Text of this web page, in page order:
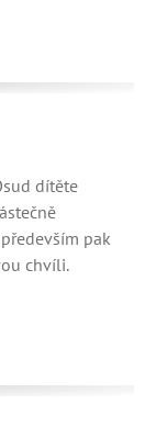
dítěte
pak
chvíli.